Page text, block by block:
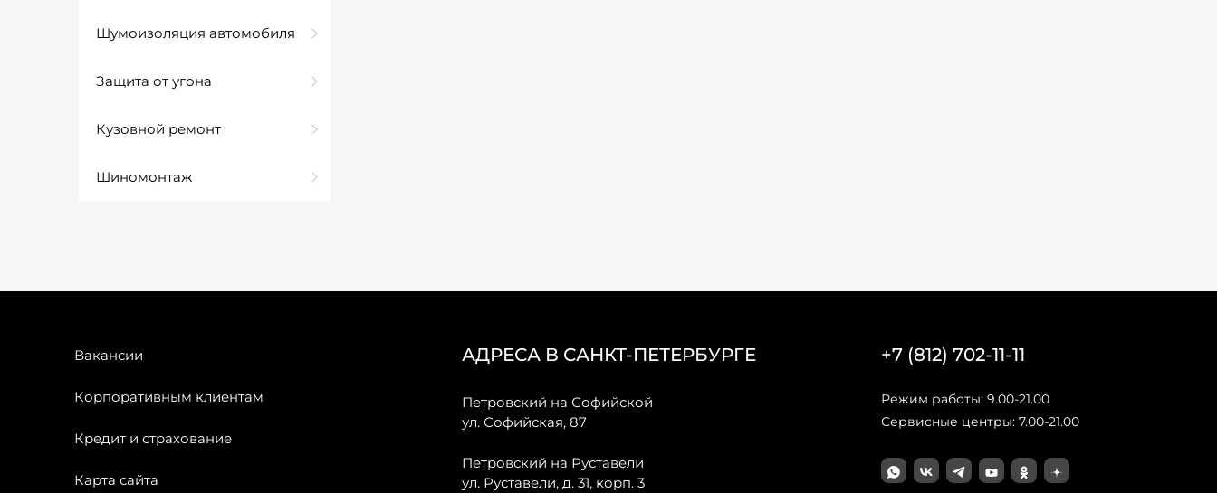
Шумоизоляция автомобиля
Защита от угона
Кузовной ремонт
Шиномонтаж
Вакансии
Корпоративным клиентам
Кредит и страхование
Карта сайта
АДРЕСА В САНКТ-ПЕТЕРБУРГЕ
Петровский на Софийской
ул. Софийская, 87
Петровский на Руставели
ул. Руставели, д. 31, корп. 3
+7 (812) 702-11-11
Режим работы: 9.00-21.00
Сервисные центры: 7.00-21.00